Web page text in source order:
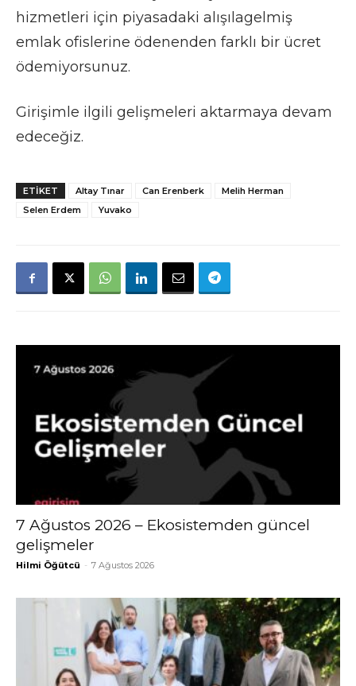
hizmetleri için piyasadaki alışılagelmiş
emlak ofislerine ödenenden farklı bir ücret
ödemiyorsunuz.
Girişimle ilgili gelişmeleri aktarmaya devam
edeceğiz.
ETIKET Altay Tınar Can Erenberk
Melih Herman
Selen Erdem
Yuvako
7 Ağustos 2026 – Ekosistemden güncel
gelişmeler
Hilmi Öğütcü - 7 Ağustos 2026